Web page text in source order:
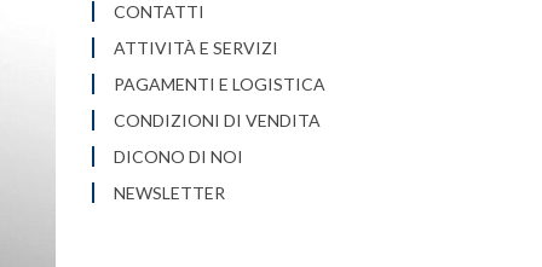
CONTATTI
ATTIVITÀ E SERVIZI
PAGAMENTI E LOGISTICA
CONDIZIONI DI VENDITA
DICONO DI NOI
NEWSLETTER